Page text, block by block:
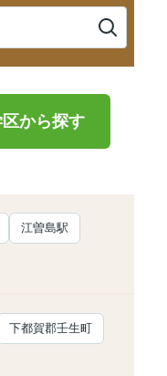
から探す
江曽島駅
下都賀郡壬生町